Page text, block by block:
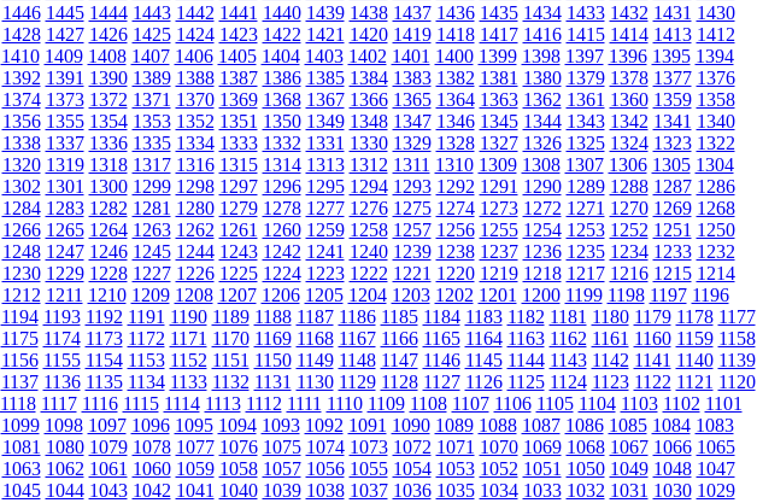
1446 1445 1444 1443 1442 1441 1440 1439 1438 1437 1436 1435 1434 1433 1432 1431 1430
1428 1427 1426 1425 1424 1423 1422 1421 1420 1419 1418 1417 1416 1415 1414 1413 1412
1410 1409 1408 1407 1406 1405 1404 1403 1402 1401 1400 1399 1398 1397 1396 1395 1394
1392 1391 1390 1389 1388 1387 1386 1385 1384 1383 1382 1381 1380 1379 1378 1377 1376
1374 1373 1372 1371 1370 1369 1368 1367 1366 1365 1364 1363 1362 1361 1360 1359 1358
1356 1355 1354 1353 1352 1351 1350 1349 1348 1347 1346 1345 1344 1343 1342 1341 1340
1338 1337 1336 1335 1334 1333 1332 1331 1330 1329 1328 1327 1326 1325 1324 1323 1322
1320 1319 1318 1317 1316 1315 1314 1313 1312 1311 1310 1309 1308 1307 1306 1305 1304
1302 1301 1300 1299 1298 1297 1296 1295 1294 1293 1292 1291 1290 1289 1288 1287 1286
1284 1283 1282 1281 1280 1279 1278 1277 1276 1275 1274 1273 1272 1271 1270 1269 1268
1266 1265 1264 1263 1262 1261 1260 1259 1258 1257 1256 1255 1254 1253 1252 1251 1250
1248 1247 1246 1245 1244 1243 1242 1241 1240 1239 1238 1237 1236 1235 1234 1233 1232
1230 1229 1228 1227 1226 1225 1224 1223 1222 1221 1220 1219 1218 1217 1216 1215 1214
1212 1211 1210 1209 1208 1207 1206 1205 1204 1203 1202 1201 1200 1199 1198 1197 1196
1194 1193 1192 1191 1190 1189 1188 1187 1186 1185 1184 1183 1182 1181 1180 1179 1178 1177
1175 1174 1173 1172 1171 1170 1169 1168 1167 1166 1165 1164 1163 1162 1161 1160 1159 1158
1156 1155 1154 1153 1152 1151 1150 1149 1148 1147 1146 1145 1144 1143 1142 1141 1140 1139
1137 1136 1135 1134 1133 1132 1131 1130 1129 1128 1127 1126 1125 1124 1123 1122 1121 1120
1118 1117 1116 1115 1114 1113 1112 1111 1110 1109 1108 1107 1106 1105 1104 1103 1102 1101
1099 1098 1097 1096 1095 1094 1093 1092 1091 1090 1089 1088 1087 1086 1085 1084 1083
1081 1080 1079 1078 1077 1076 1075 1074 1073 1072 1071 1070 1069 1068 1067 1066 1065
1063 1062 1061 1060 1059 1058 1057 1056 1055 1054 1053 1052 1051 1050 1049 1048 1047
1045 1044 1043 1042 1041 1040 1039 1038 1037 1036 1035 1034 1033 1032 1031 1030 1029